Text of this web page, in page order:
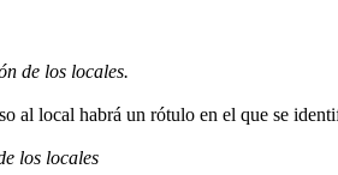
de los locales.
al local habrá un rótulo en el que se
los locales